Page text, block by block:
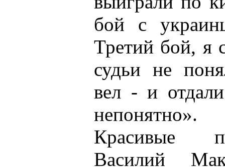
бой с
Третий бой, я
судьи не
вел - и
непонятно».
Красивые
Василий